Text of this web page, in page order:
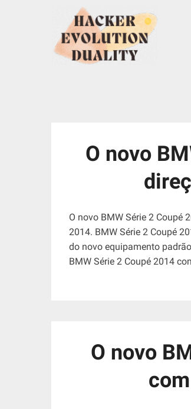
O novo
O novo BMW Série 2 Coupé
2014. BMW Série 2 Coupé
do novo equipamento
BMW Série 2 Coupé 2014
O novo